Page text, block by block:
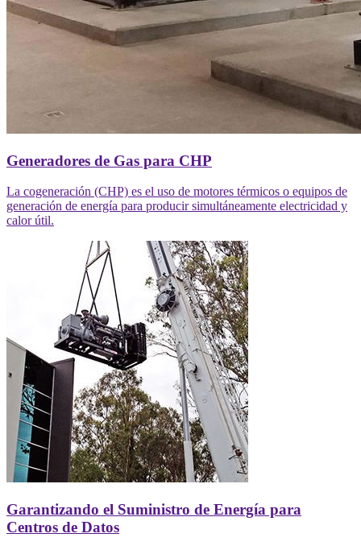
Generadores de Gas para CHP
La cogeneración (CHP) es el uso de motores térmicos o equipos de
generación de energía para producir simultáneamente electricidad y
calor útil.
Garantizando el Suministro de Energía para
Centros de Datos